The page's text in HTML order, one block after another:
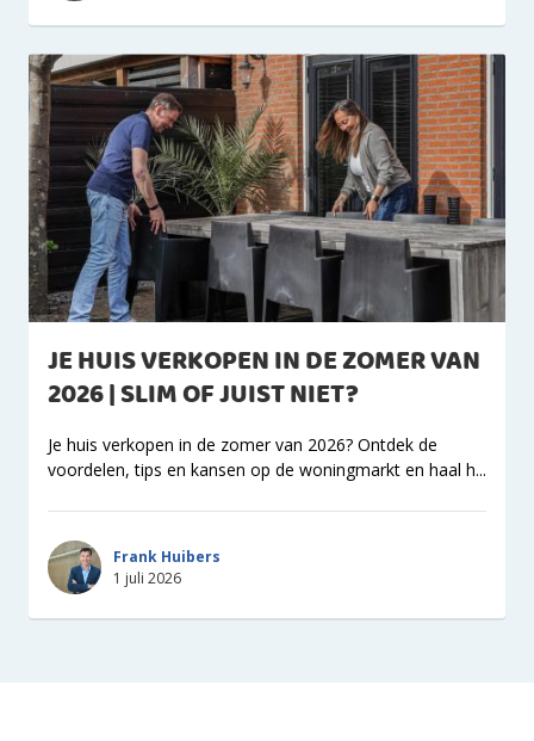
JE HUIS VERKOPEN IN DE ZOMER VAN
2026 | SLIM OF JUIST NIET?
Je huis verkopen in de zomer van 2026? Ontdek de
voordelen, tips en kansen op de woningmarkt en haal h...
Frank Huibers
1 juli 2026